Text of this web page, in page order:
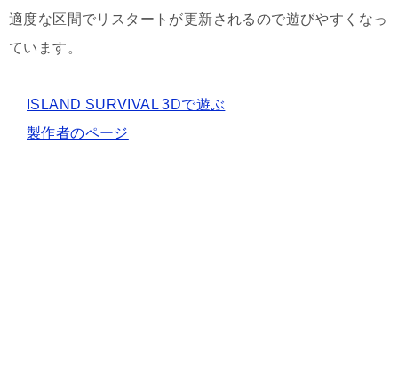
適度な区間でリスタートが更新されるので遊びやすくなっ
ています。
ISLAND SURVIVAL 3Dで遊ぶ
製作者のページ